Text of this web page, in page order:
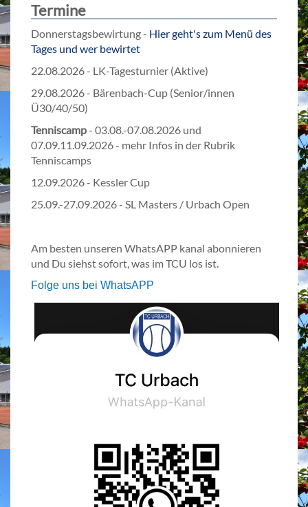
Termine
Donnerstagsbewirtung - Hier geht's zum Menü des
Tages und wer bewirtet
22.08.2026 - LK-Tagesturnier (Aktive)
29.08.2026 - Bärenbach-Cup (Senior/innen
Ü30/40/50)
Tenniscamp- 03.08.-07.08.2026 und
07.09.11.09.2026 - mehr Infos in der Rubrik
Tenniscamps
12.09.2026 - Kessler Cup
25.09.-27.09.2026 - SL Masters / Urbach Open
Am besten unseren WhatsAPP kanal abonnieren
und Du siehst sofort, was im TCU los ist.
Folge uns bei WhatsAPP